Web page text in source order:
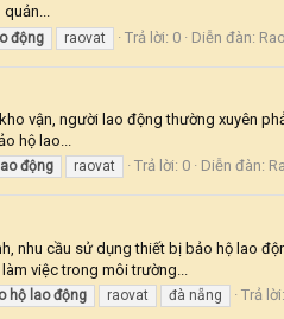
quản...
động raovat Trả lời: 0 Diễn đàn:
vận, người lao động thường xuyên
hộ lao...
lao động raovat Trả lời: 0 Diễn đàn:
nhu cầu sử dụng thiết bị bảo hộ lao
việc trong môi trường...
hộ lao động raovat đà nẵng Trả